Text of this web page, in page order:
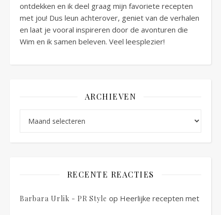
ontdekken en ik deel graag mijn favoriete recepten
met jou! Dus leun achterover, geniet van de verhalen
en laat je vooral inspireren door de avonturen die
Wim en ik samen beleven. Veel leesplezier!
ARCHIEVEN
RECENTE REACTIES
Barbara Urlik - PR Style op Heerlijke recepten met